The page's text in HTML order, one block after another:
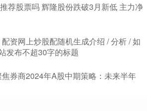
荐股票吗 辉隆股份跌破3月新低 主力净
资网上炒股配随机生成介绍 / 分析 / 如
发布不超30字的标题
券商2024年A股中期策略：未来半年